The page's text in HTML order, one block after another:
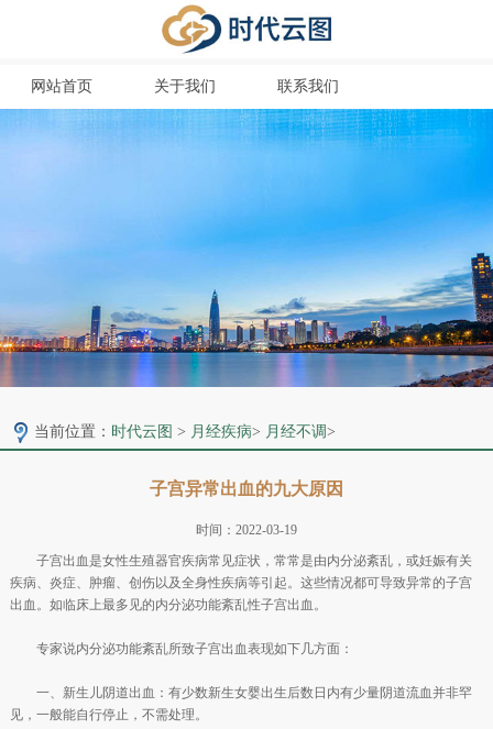
网站首页 关于我们 联系我们
当前位置： 时代云图 > 月经疾病> 月经不调>
子宫异常出血的九大原因
时间：2022-03-19
子宫出血是女性生殖器官疾病常见症状，常常是由内分泌紊乱，或妊娠有关
疾病、炎症、肿瘤、创伤以及全身性疾病等引起。这些情况都可导致异常的子宫
出血。如临床上最多见的内分泌功能紊乱性子宫出血。
专家说内分泌功能紊乱所致子宫出血表现如下几方面：
一、新生儿阴道出血：有少数新生女婴出生后数日内有少量阴道流血并非罕
见，一般能自行停止，不需处理。